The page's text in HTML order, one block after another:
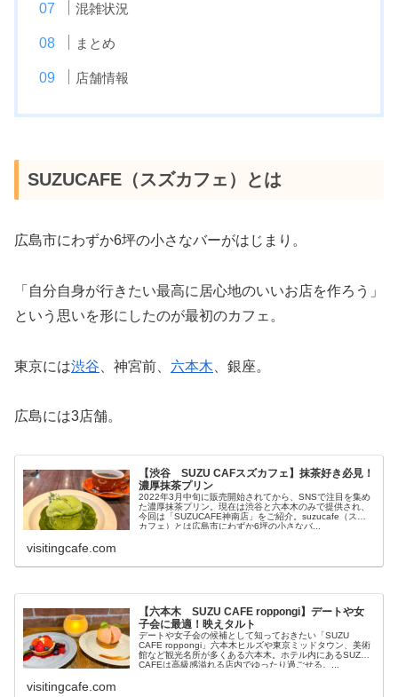
混雑状況
まとめ
店舗情報
SUZUCAFE（スズカフェ）とは
広島市にわずか6坪の小さなバーがはじまり。
「自分自身が行きたい最高に居心地のいいお店を作ろう」
という思いを形にしたのが最初のカフェ。
東京には渋谷 、神宮前、 六本木 、銀座。
広島には3店舗。
【渋谷 SUZU CAFスズカフェ】抹茶好き必見！
濃厚抹茶プリン
2022年3月中旬に販売開始されてから、SNSで注目を集め
た濃厚抹茶プリン。現在は渋谷と六本木のみで提供され、
今回は「SUZUCAFE神南店」をご紹介。suzucafe（スズ
カフェ）とは広島市にわずか6坪の小さなバ...
visitingcafe.com
【六本木 SUZU CAFE roppongi】デートや女
子会に最適！映えタルト
デートや女子会の候補として知っておきたい「SUZU
CAFE roppongi」六本木ヒルズや東京ミッドタウン、美術
館など観光名所が多くある六本木。ホテル内にあるSUZU
CAFEは高級感溢れる店内でゆったり過ごせる。...
visitingcafe.com